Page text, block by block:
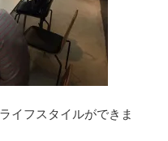
イフスタイルができま